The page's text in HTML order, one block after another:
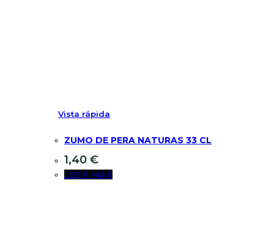
Vista rápida
ZUMO DE PERA NATURAS 33 CL
1,40 €
LEER MÁS